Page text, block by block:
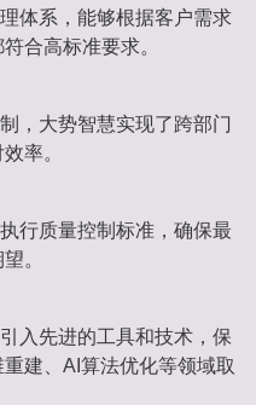
体系，能够根据客户需求
合高标准要求。
，大势智慧实现了跨部门
率。
行质量控制标准，确保最
。
入先进的工具和技术，保
建、AI算法优化等领域取